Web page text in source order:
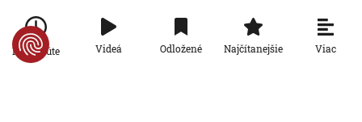
Po minúte Videá Odložené Najčítanejšie Viac